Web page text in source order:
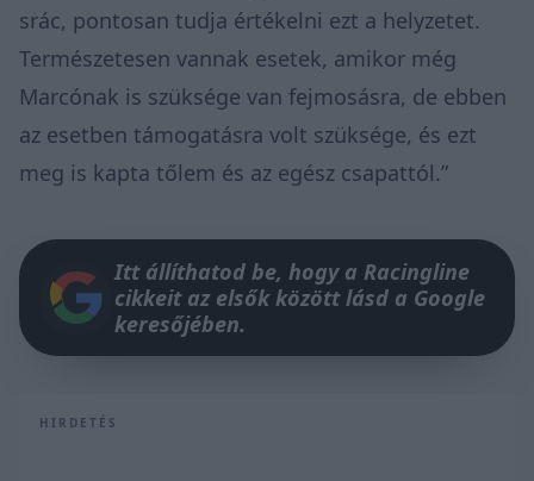
srác, pontosan tudja értékelni ezt a helyzetet.
Természetesen vannak esetek, amikor még
Marcónak is szüksége van fejmosásra, de ebben
az esetben támogatásra volt szüksége, és ezt
meg is kapta tőlem és az egész csapattól.”
Itt állíthatod be, hogy a Racingline
cikkeit az elsők között lásd a Google
keresőjében.
HIRDETÉS